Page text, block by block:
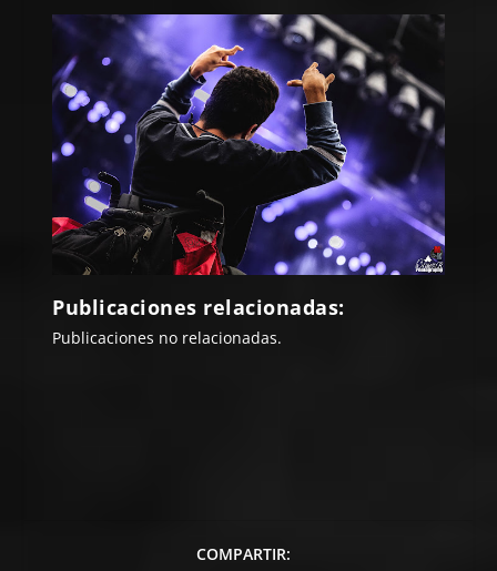
Publicaciones relacionadas:
Publicaciones no relacionadas.
COMPARTIR: